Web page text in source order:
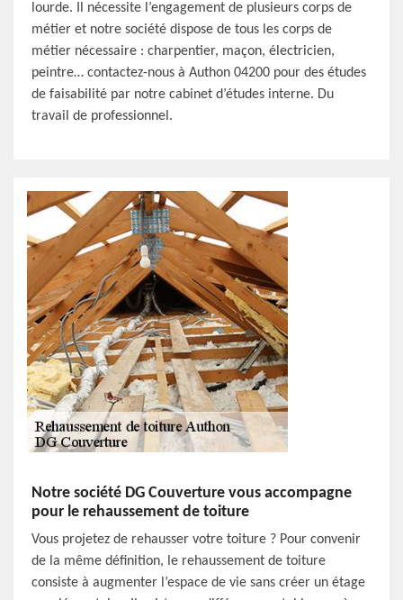
lourde. Il nécessite l’engagement de plusieurs corps de
métier et notre société dispose de tous les corps de
métier nécessaire : charpentier, maçon, électricien,
peintre… contactez-nous à Authon 04200 pour des études
de faisabilité par notre cabinet d’études interne. Du
travail de professionnel.
Notre société DG Couverture vous accompagne
pour le rehaussement de toiture
Vous projetez de rehausser votre toiture ? Pour convenir
de la même définition, le rehaussement de toiture
consiste à augmenter l’espace de vie sans créer un étage